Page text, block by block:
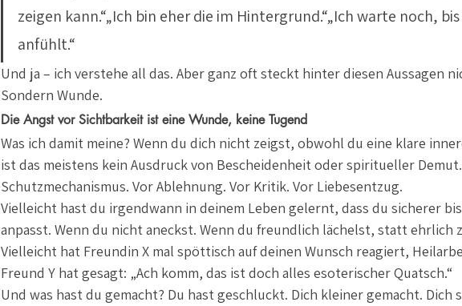
zeigen kann.“„Ich bin eher die im Hintergrund.“„Ich warte noch,
anfühlt.“
Und ja – ich verstehe all das. Aber ganz oft steckt hinter diesen Aussagen
Sondern Wunde.
Die Angst vor Sichtbarkeit ist eine Wunde, keine Tugend
Was ich damit meine? Wenn du dich nicht zeigst, obwohl du eine klare
ist das meistens kein Ausdruck von Bescheidenheit oder spiritueller
Schutzmechanismus. Vor Ablehnung. Vor Kritik. Vor Liebesentzug.
Vielleicht hast du irgendwann in deinem Leben gelernt, dass du sicherer
anpasst. Wenn du nicht aneckst. Wenn du freundlich lächelst, statt ehrlich
Vielleicht hat Freundin X mal spöttisch auf deinen Wunsch reagiert,
Freund Y hat gesagt: „Ach komm, das ist doch alles esoterischer Quatsch.“
Und was hast du gemacht? Du hast geschluckt. Dich kleiner gemacht. Dich